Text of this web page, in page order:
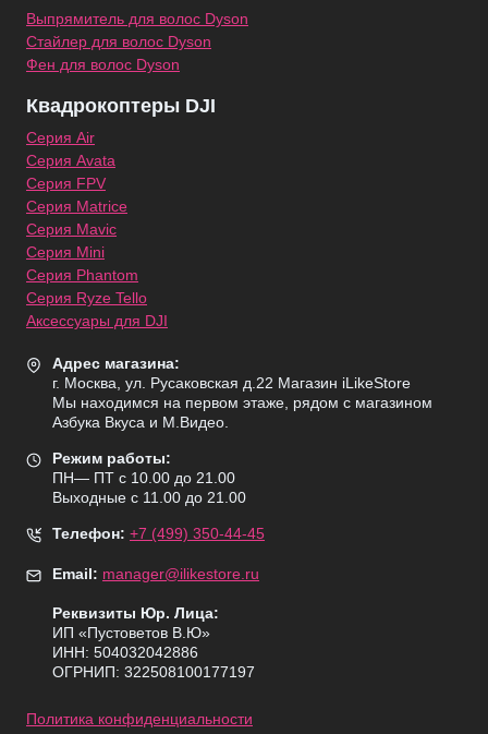
Выпрямитель для волос Dyson
Стайлер для волос Dyson
Фен для волос Dyson
Квадрокоптеры DJI
Серия Air
Серия Avata
Серия FPV
Серия Matrice
Серия Mavic
Серия Mini
Серия Phantom
Серия Ryze Tello
Аксессуары для DJI
Адрес магазина:
г. Москва, ул. Русаковская д.22 Магазин iLikeStore
Мы находимся на первом этаже, рядом с магазином
Азбука Вкуса и М.Видео.
Режим работы:
ПН— ПТ с 10.00 до 21.00
Выходные с 11.00 до 21.00
Телефон: +7 (499) 350-44-45
Email: manager@ilikestore.ru
Реквизиты Юр. Лица:
ИП «Пуcтоветов В.Ю»
ИНН: 504032042886
ОГРНИП: 322508100177197
Политика конфиденциальности